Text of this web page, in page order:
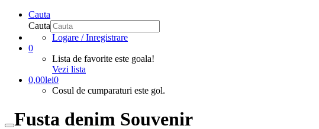
Cauta
Cauta
Logare / Inregistrare
0
Lista de favorite este goala!
Vezi lista
0,00lei0
Cosul de cumparaturi este gol.
Fusta denim Souvenir